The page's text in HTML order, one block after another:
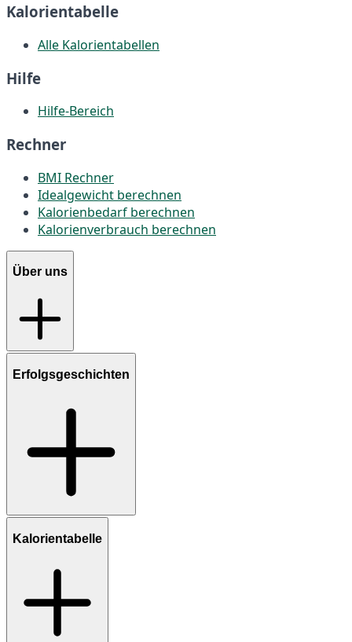
Kalorientabelle
Alle Kalorientabellen
Hilfe
Hilfe-Bereich
Rechner
BMI Rechner
Idealgewicht berechnen
Kalorienbedarf berechnen
Kalorienverbrauch berechnen
Über uns
Erfolgsgeschichten
Kalorientabelle